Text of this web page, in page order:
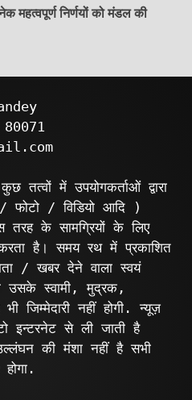
महत्वपूर्ण निर्णयों को मंडल की
में उपयोगकर्ताओं द्वारा
फोटो / विडियो आदि )
तरह के सामग्रियों के लिए
करता है। समय रथ में प्रकाशित
/ खबर देने वाला स्वयं
उसके स्वामी, मुद्रक,
जिम्मेदारी नहीं होगी. न्यूज़
इन्टरनेट से ली जाती है
की मंशा नहीं है सभी
होगा.